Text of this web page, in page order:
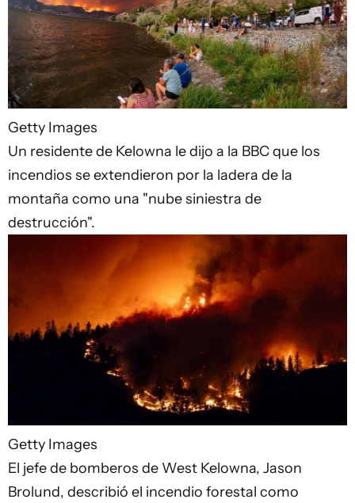
Getty Images
Un residente de Kelowna le dijo a la BBC que los
incendios se extendieron por la ladera de la
montaña como una "nube siniestra de
destrucción".
Getty Images
El jefe de bomberos de West Kelowna, Jason
Brolund, describió el incendio forestal como